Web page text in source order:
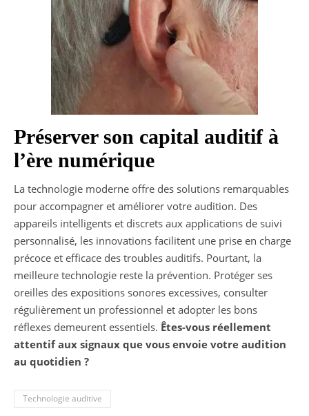
Préserver son capital auditif à
l’ère numérique
La technologie moderne offre des solutions remarquables
pour accompagner et améliorer votre audition. Des
appareils intelligents et discrets aux applications de suivi
personnalisé, les innovations facilitent une prise en charge
précoce et efficace des troubles auditifs. Pourtant, la
meilleure technologie reste la prévention. Protéger ses
oreilles des expositions sonores excessives, consulter
régulièrement un professionnel et adopter les bons
réflexes demeurent essentiels. Êtes-vous réellement
attentif aux signaux que vous envoie votre audition
au quotidien ?
Technologie auditive